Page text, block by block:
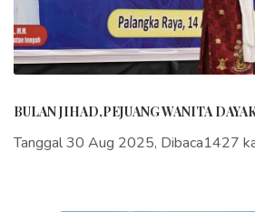
BULAN JIHAD,PEJUANG WANITA
Tanggal 30 Aug 2025, Dibaca1427